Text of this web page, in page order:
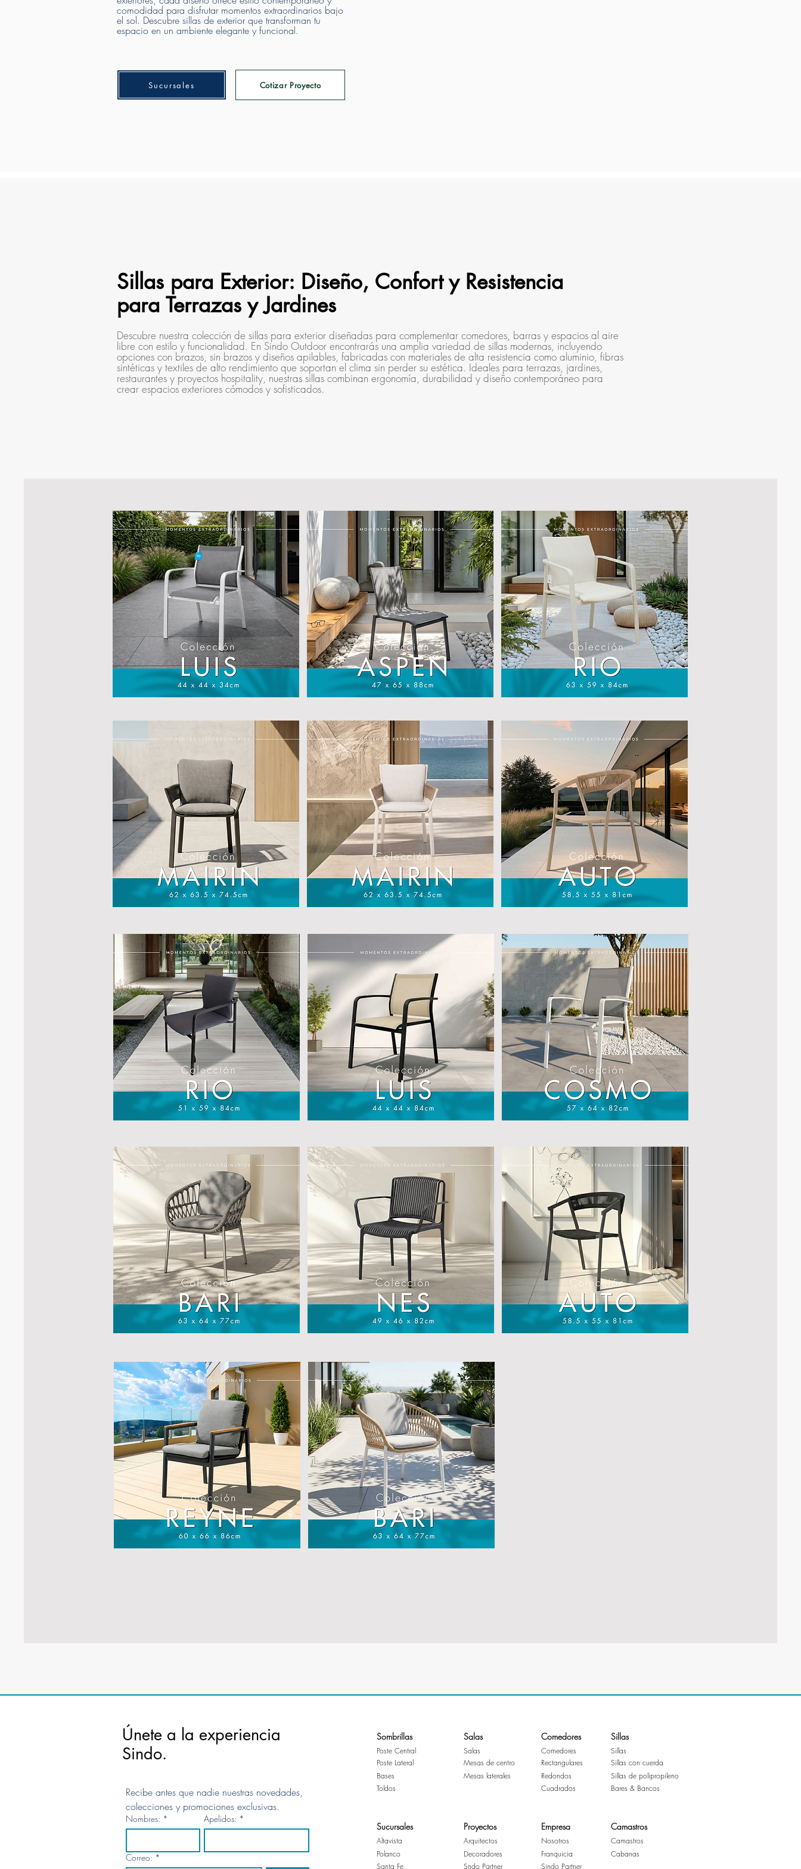
comodidad para disfrutar momentos extraordinarios bajo
el sol. ​Descubre sillas de exterior que transforman tu
espacio en un ambiente elegante y funcional.
Sucursales Cotizar Proyecto
Sillas para Exterior: Diseño, Confort y Resistencia
para Terrazas y Jardines
Descubre nuestra colección de sillas para exterior diseñadas para complementar comedores, barras y espacios al aire
libre con estilo y funcionalidad. En Sindo Outdoor encontrarás una amplia variedad de sillas modernas, incluyendo
opciones con brazos, sin brazos y diseños apilables, fabricadas con materiales de alta resistencia como aluminio, fibras
sintéticas y textiles de alto rendimiento que soportan el clima sin perder su estética. Ideales para terrazas, jardines,
restaurantes y proyectos hospitality, nuestras sillas combinan ergonomía, durabilidad y diseño contemporáneo para
crear espacios exteriores cómodos y sofisticados.
Únete a la experiencia
Sindo.
Recibe antes que nadie nuestras novedades,
colecciones y promociones exclusivas.
Nombres: * Apelidos: *
Correo: *
Sombrillas
Poste Central
Poste Lateral
Bases
Toldos
Salas
Salas
Mesas de centro
Mesas laterales
Comedores
Comedores
Rectangulares
Redondos
Cuadrados
Sillas
Sillas
Sillas con cuerda
Sillas de polipropileno
Bares & Bancos
Sucursales
Altavista
Polanco
Santa Fe
Proyectos
Arquitectos
Decoradores
Sndo Partner
Camastros
Empresa
Nosotros
Camastros
Cabanas
Franquicia
Sindo Partner